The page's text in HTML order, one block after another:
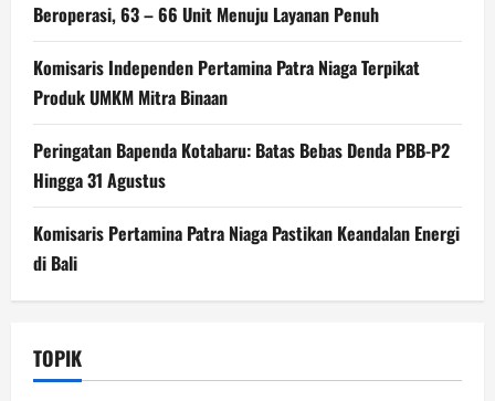
Beroperasi, 63 – 66 Unit Menuju Layanan Penuh
Komisaris Independen Pertamina Patra Niaga Terpikat
Produk UMKM Mitra Binaan
Peringatan Bapenda Kotabaru: Batas Bebas Denda PBB-P2
Hingga 31 Agustus
Komisaris Pertamina Patra Niaga Pastikan Keandalan Energi
di Bali
TOPIK